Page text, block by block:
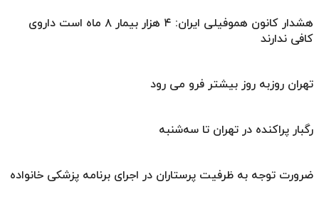
هشدار کانون هموفیلی ایران: ۴ هزار بیمار ۸ ماه است داروی
کافی ندارند
تهران روزبه ‌روز بیشتر فرو می‌ رود
رگبار پراکنده در تهران تا سه‌شنبه
ضرورت توجه به ظرفیت پرستاران در اجرای برنامه پزشکی خانواده